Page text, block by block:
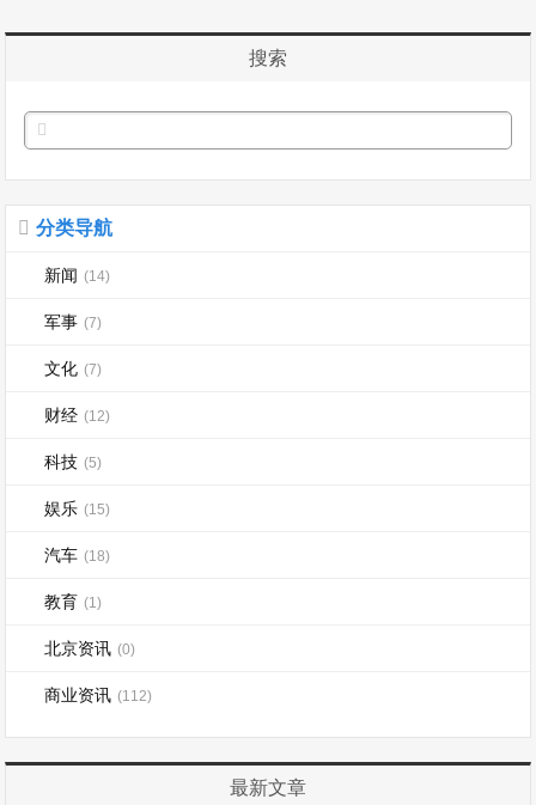
搜索
分类导航
新闻 (14)
军事 (7)
文化 (7)
财经 (12)
科技 (5)
娱乐 (15)
汽车 (18)
教育 (1)
北京资讯 (0)
商业资讯 (112)
最新文章